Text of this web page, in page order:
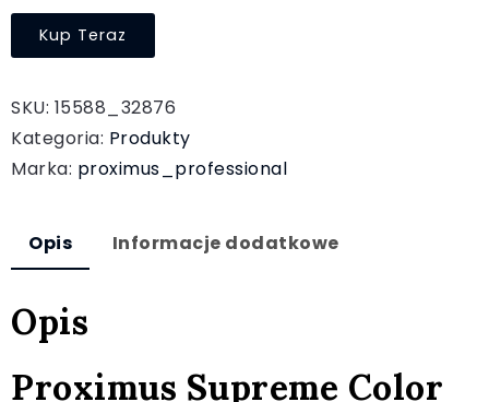
Kup Teraz
SKU: 15588_32876
Kategoria: Produkty
Marka: proximus_professional
Opis Informacje dodatkowe
Opis
Proximus Supreme Color